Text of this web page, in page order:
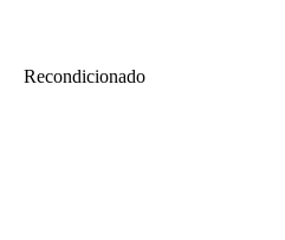
Recondicionado